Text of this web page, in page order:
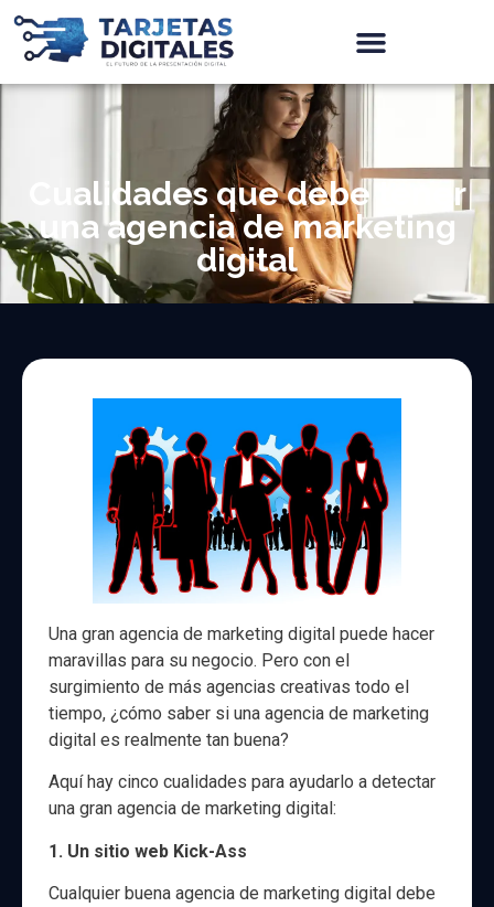
Cualidades que debe tener
una agencia de marketing
digital
Una gran agencia de marketing digital puede hacer
maravillas para su negocio. Pero con el
surgimiento de más agencias creativas todo el
tiempo, ¿cómo saber si una agencia de marketing
digital es realmente tan buena?
Aquí hay cinco cualidades para ayudarlo a detectar
una gran agencia de marketing digital:
1. Un sitio web Kick-Ass
Cualquier buena agencia de marketing digital debe